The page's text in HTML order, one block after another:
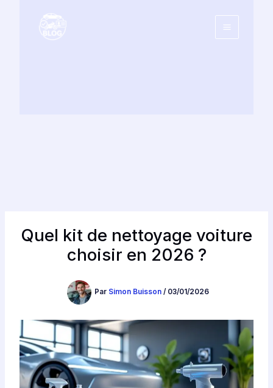
Quel kit de nettoyage voiture
choisir en 2026 ?
Par Simon Buisson / 03/01/2026